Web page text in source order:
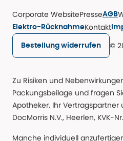
Corporate WebsitePresseAGB
Elektro-RücknahmeKontakt
Bestellung widerrufen ©
Zu Risiken und
Packungsbeilage und fragen
Apotheker. Ihr
DocMorris N.V., Heerlen, KVK-
Manche individuell